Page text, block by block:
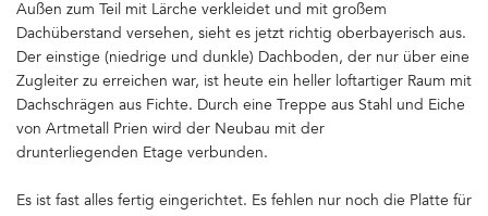
Außen zum Teil mit Lärche verkleidet und mit großem
Dachüberstand versehen, sieht es jetzt richtig oberbayerisch aus.
Der einstige (niedrige und dunkle) Dachboden, der nur über eine
Zugleiter zu erreichen war, ist heute ein heller loftartiger Raum mit
Dachschrägen aus Fichte. Durch eine Treppe aus Stahl und Eiche
von Artmetall Prien wird der Neubau mit der
drunterliegenden Etage verbunden.
Es ist fast alles fertig eingerichtet. Es fehlen nur noch die Platte für